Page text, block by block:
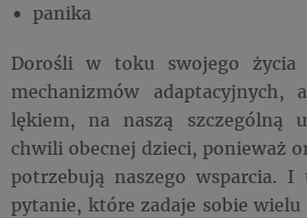
panika
Dorośli w toku swojego życia
mechanizmów adaptacyjnych,
lękiem, na naszą szczególną
chwili obecnej dzieci, ponieważ
potrzebują naszego wsparcia.
pytanie, które zadaje sobie